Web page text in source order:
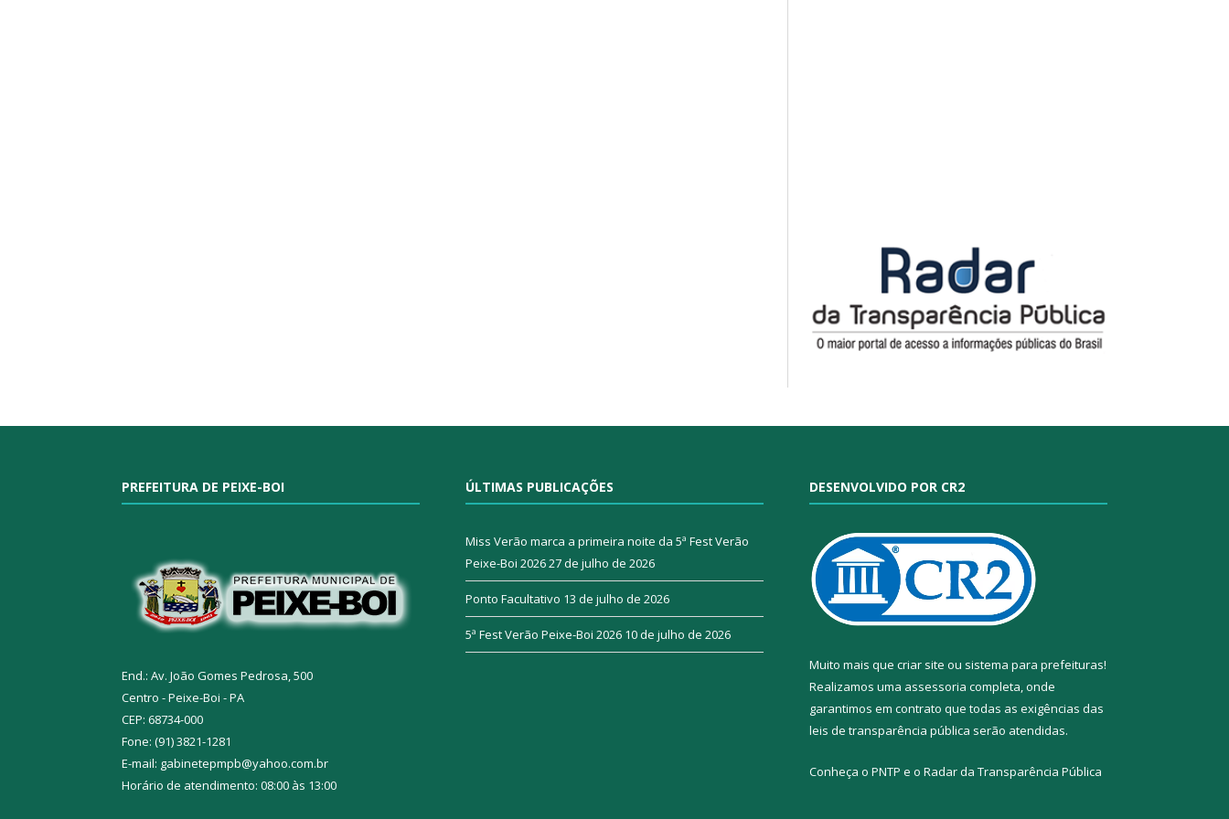
PREFEITURA DE PEIXE-BOI
End.: Av. João Gomes Pedrosa, 500
Centro - Peixe-Boi - PA
CEP: 68734-000
Fone: (91) 3821-1281
E-mail: gabinetepmpb@yahoo.com.br
Horário de atendimento: 08:00 às 13:00
ÚLTIMAS PUBLICAÇÕES
Miss Verão marca a primeira noite da 5ª Fest Verão
Peixe-Boi 202627 de julho de 2026
Ponto Facultativo 13 de julho de 2026
5ª Fest Verão Peixe-Boi 2026 10 de julho de 2026
DESENVOLVIDO POR CR2
Muito mais que criar site ou sistema para prefeituras!
Realizamos uma assessoria completa, onde
garantimos em contrato que todas as exigências das
leis de transparência pública serão atendidas.
Conheça o PNTP e o Radar da Transparência Pública